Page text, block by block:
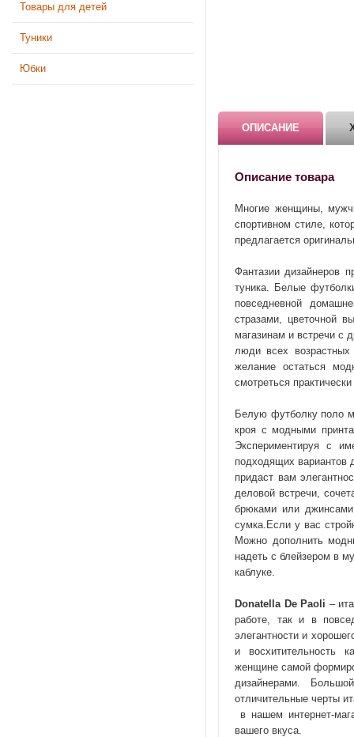
Товары для детей
Туники
Юбки
ОПИСАНИЕ
Описание товара
Многие женщины,
спортивном стиле,
предлагается
Фантазии дизайнеров
туника. Белые
повседневной
стразами, цветочной
магазинам и встречи с
люди всех возрастных
желание остаться
смотреться
Белую футболку поло
кроя с модными
Экспериментируя с
подходящих вариантов
придаст вам
деловой встречи,
брюками или джинсами
сумка.Если у вас
Можно дополнить
надеть с блейзером в
каблуке.
Donatella De Paoli –
работе, так и в
элегантности и
и восхитительность
женщине самой
дизайнерами.
отличительные черты
в нашем интернет-
вашего вкуса.